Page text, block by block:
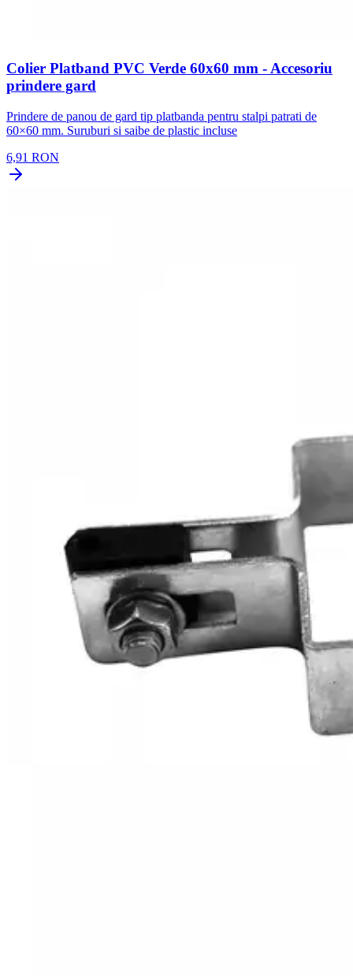
Colier Platband PVC Verde 60x60 mm - Accesoriu
prindere gard
Prindere de panou de gard tip platbanda pentru stalpi patrati de
60×60 mm. Suruburi si saibe de plastic incluse
6,91 RON